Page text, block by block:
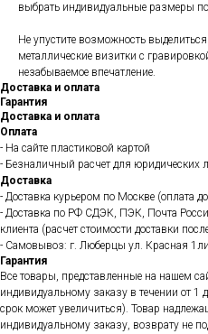
выбрать индивидуальные размеры
Не упустите возможность
металлические визитки с
незабываемое впечатление.
Доставка и оплата
Гарантия
Доставка и оплата
Оплата
- На сайте пластиковой картой
- Безналичный расчет для
Доставка
- Доставка курьером по Москве (оплата
- Доставка по РФ СДЭК, ПЭК, Почта
клиента (расчет стоимости доставки
- Самовывоз: г. Люберцы ул. Красная
Гарантия
Все товары, представленные на нашем
индивидуальному заказу в течении от 1
срок может увеличиться). Товар
индивидуальному заказу, возврату не